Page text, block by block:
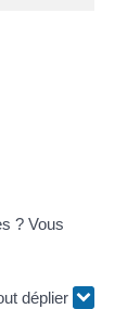
? Vous
déplier